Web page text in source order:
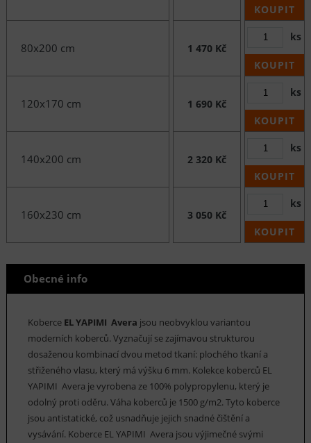
KOUPIT
80x200 cm 1 470 Kč
ks
KOUPIT
120x170 cm 1 690 Kč
ks
KOUPIT
140x200 cm 2 320 Kč
ks
KOUPIT
160x230 cm 3 050 Kč
ks
KOUPIT
Obecné info
Koberce EL YAPIMI Avera jsou neobvyklou variantou
moderních koberců. Vyznačují se zajímavou strukturou
dosaženou kombinací dvou metod tkaní: plochého tkaní a
střiženého vlasu, který má výšku 6 mm. Kolekce koberců EL
YAPIMI Avera je vyrobena ze 100% polypropylenu, který je
odolný proti oděru. Váha koberců je 1500 g/m2. Tyto koberce
jsou antistatické, což usnadňuje jejich snadné čištění a
vysávání. Koberce EL YAPIMI Avera jsou výjimečné svými